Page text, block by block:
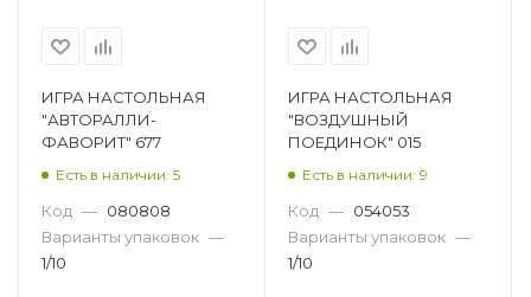
ИГРА НАСТОЛЬНАЯ
"АВТОРАЛЛИ-
ФАВОРИТ" 677
Есть в наличии: 5
Код — 080808
Варианты упаковок —
1/10
ИГРА НАСТОЛЬНАЯ
"ВОЗДУШНЫЙ
ПОЕДИНОК" 015
Есть в наличии: 9
Код — 054053
Варианты упаковок —
1/10